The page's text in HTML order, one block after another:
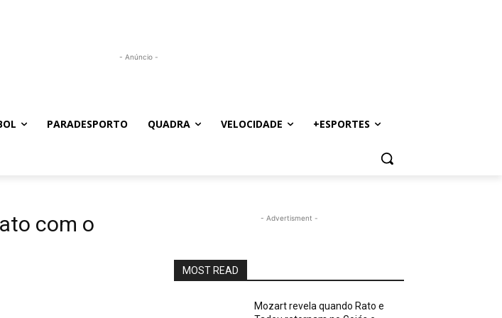
- Anúncio -
PARADESPORTO QUADRA VELOCIDADE +ESPORTES
com o
- Advertisment -
MOST READ
Mozart revela quando Rato e